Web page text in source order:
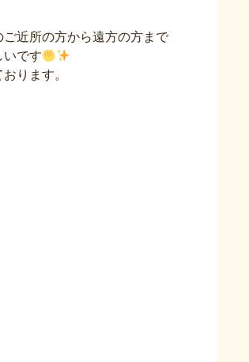
近所の方から遠方の方まで
です
ります。